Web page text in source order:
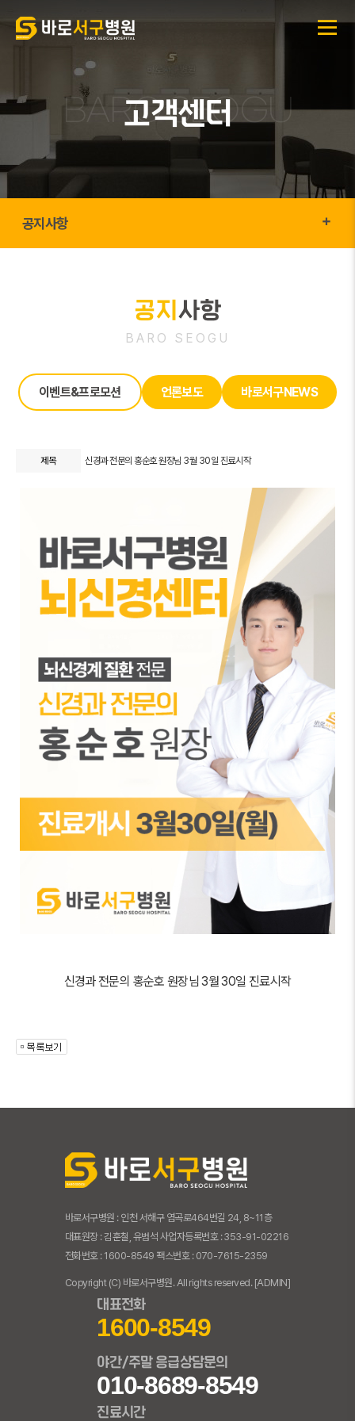
고객센터
공지사항
공지사항
BARO SEOGU
이벤트&프로모션 언론보도 바로서구NEWS
제목 신경과 전문의 홍순호 원장님 3월 30일 진료시작
신경과 전문의 홍순호 원장님 3월 30일 진료시작
바로서구병원 : 인천 서해구 염곡로464번길 24, 8~11층
대표원장 : 김훈철, 유범석 사업자등록번호 : 353-91-02216
전화번호 : 1600-8549 팩스번호 : 070-7615-2359
Copyright (C) 바로서구병원. All rights reserved. [ADMIN]
대표전화
1600-8549
야간/주말 응급상담문의
010-8689-8549
진료시간